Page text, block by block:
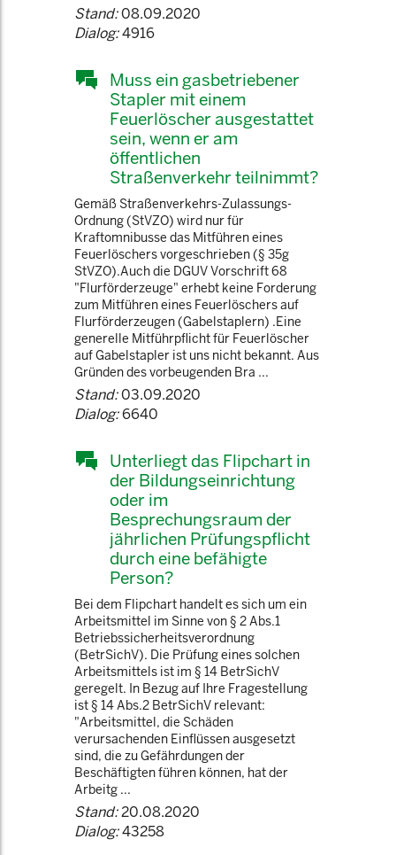
Stand:08.09.2020
Dialog:4916
Muss ein gasbetriebener
Stapler mit einem
Feuerlöscher ausgestattet
sein, wenn er am
öffentlichen
Straßenverkehr teilnimmt?
Gemäß Straßenverkehrs-Zulassungs-
Ordnung (StVZO) wird nur für
Kraftomnibusse das Mitführen eines
Feuerlöschers vorgeschrieben (§ 35g
StVZO).Auch die DGUV Vorschrift 68
"Flurförderzeuge" erhebt keine Forderung
zum Mitführen eines Feuerlöschers auf
Flurförderzeugen (Gabelstaplern) .Eine
generelle Mitführpflicht für Feuerlöscher
auf Gabelstapler ist uns nicht bekannt. Aus
Gründen des vorbeugenden Bra ...
Stand:03.09.2020
Dialog:6640
Unterliegt das Flipchart in
der Bildungseinrichtung
oder im
Besprechungsraum der
jährlichen Prüfungspflicht
durch eine befähigte
Person?
Bei dem Flipchart handelt es sich um ein
Arbeitsmittel im Sinne von § 2 Abs.1
Betriebssicherheitsverordnung
(BetrSichV). Die Prüfung eines solchen
Arbeitsmittels ist im § 14 BetrSichV
geregelt. In Bezug auf Ihre Fragestellung
ist § 14 Abs.2 BetrSichV relevant:
"Arbeitsmittel, die Schäden
verursachenden Einflüssen ausgesetzt
sind, die zu Gefährdungen der
Beschäftigten führen können, hat der
Arbeitg ...
Stand:20.08.2020
Dialog:43258